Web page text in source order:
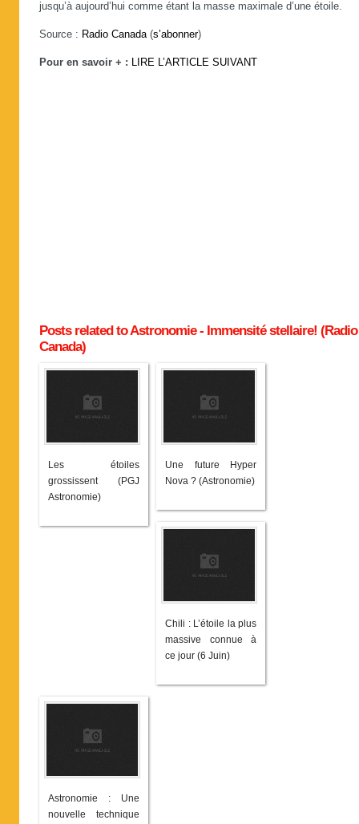
jusqu’à aujourd’hui comme étant la masse maximale d’une étoile.
Source : Radio Canada(s’abonner)
Pour en savoir + : LIRE L’ARTICLE SUIVANT
Posts related to Astronomie - Immensité stellaire! (Radio
Canada)
Les étoiles
grossissent (PGJ
Astronomie)
Une future Hyper
Nova ? (Astronomie)
Chili : L’étoile la plus
massive connue à
ce jour (6 Juin)
Astronomie : Une
nouvelle technique